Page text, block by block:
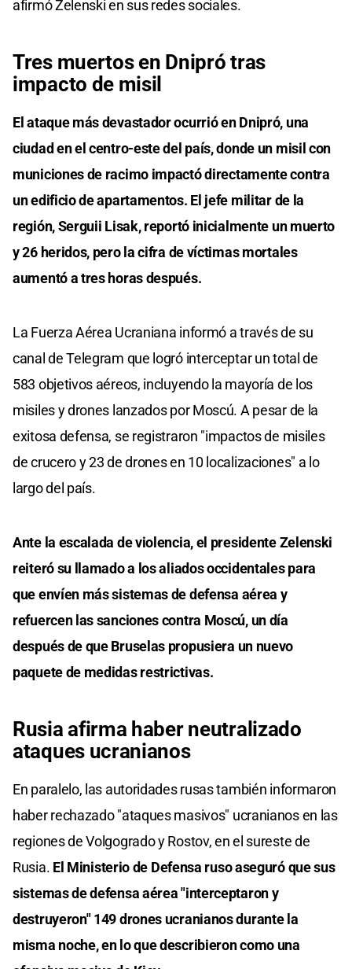
afirmó Zelenski en sus redes sociales.
Tres muertos en Dnipró tras
impacto de misil
El ataque más devastador ocurrió en Dnipró, una
ciudad en el centro-este del país, donde un misil con
municiones de racimo impactó directamente contra
un edificio de apartamentos. El jefe militar de la
región, Serguii Lisak, reportó inicialmente un muerto
y 26 heridos, pero la cifra de víctimas mortales
aumentó a tres horas después.
La Fuerza Aérea Ucraniana informó a través de su
canal de Telegram que logró interceptar un total de
583 objetivos aéreos, incluyendo la mayoría de los
misiles y drones lanzados por Moscú. A pesar de la
exitosa defensa, se registraron "impactos de misiles
de crucero y 23 de drones en 10 localizaciones" a lo
largo del país.
Ante la escalada de violencia, el presidente Zelenski
reiteró su llamado a los aliados occidentales para
que envíen más sistemas de defensa aérea y
refuercen las sanciones contra Moscú, un día
después de que Bruselas propusiera un nuevo
paquete de medidas restrictivas.
Rusia afirma haber neutralizado
ataques ucranianos
En paralelo, las autoridades rusas también informaron
haber rechazado "ataques masivos" ucranianos en las
regiones de Volgogrado y Rostov, en el sureste de
Rusia. El Ministerio de Defensa ruso aseguró que sus
sistemas de defensa aérea "interceptaron y
destruyeron" 149 drones ucranianos durante la
misma noche, en lo que describieron como una